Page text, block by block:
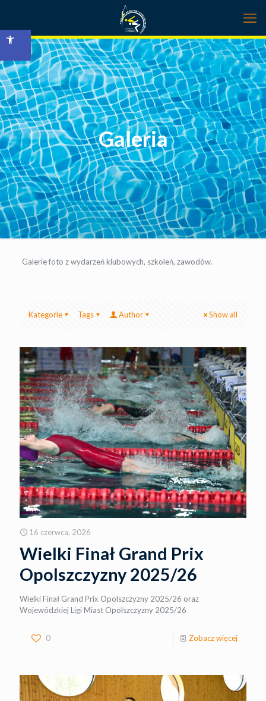
Open toolbar
Galeria
Galerie foto z wydarzeń klubowych, szkoleń, zawodów.
Kategorie Tags Author Show all
16 czerwca, 2026
Wielki Finał Grand Prix
Opolszczyzny 2025/26
Wielki Finał Grand Prix Opolszczyzny 2025/26 oraz
Wojewódzkiej Ligi Miast Opolszczyzny 2025/26
0 Zobacz więcej